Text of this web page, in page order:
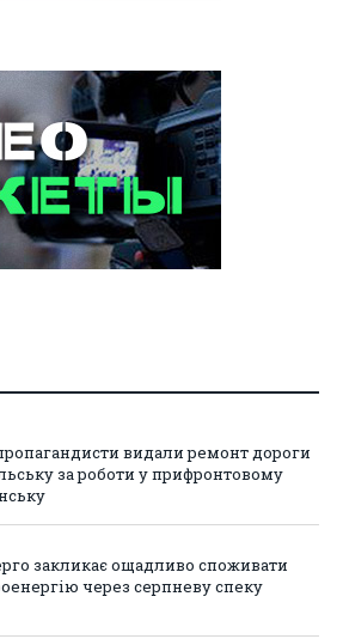
видали ремонт дороги
за роботи у прифронтовому
закликає ощадливо споживати
через серпневу спеку